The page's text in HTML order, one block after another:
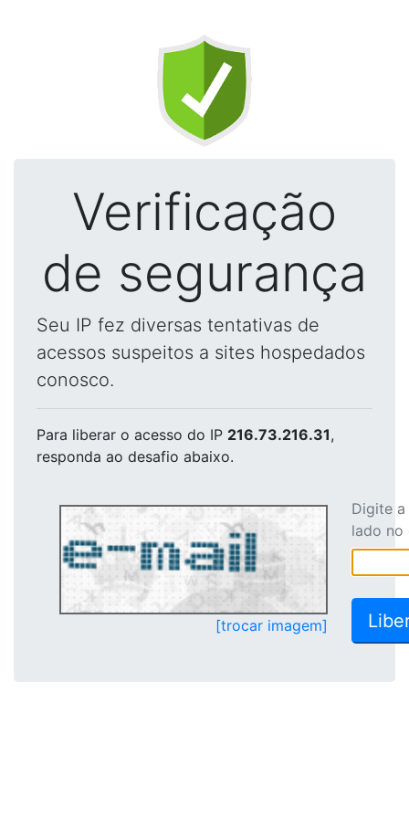
Verificação
de segurança
Seu IP fez diversas tentativas de
acessos suspeitos a sites hospedados
conosco.
Para liberar o acesso do IP 216.73.216.31,
responda ao desafio abaixo.
[trocar imagem]
Digite
lado no